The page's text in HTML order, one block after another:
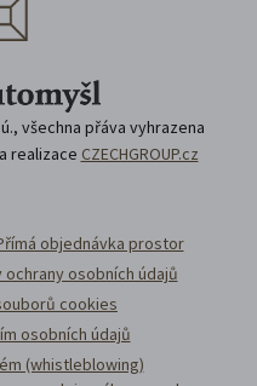
všechna přáva vyhrazena
a realizace CZECHGROUP.cz
objednávka prostor
ochrany osobních údajů
cookies
osobních údajů
(whistleblowing)